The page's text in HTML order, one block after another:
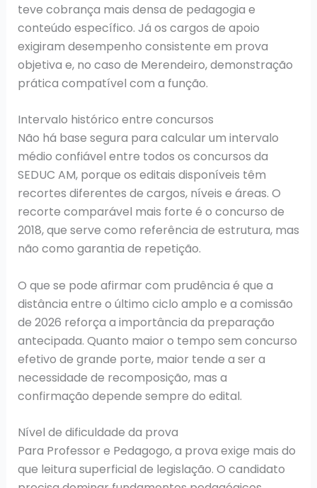
teve cobrança mais densa de pedagogia e
conteúdo específico. Já os cargos de apoio
exigiram desempenho consistente em prova
objetiva e, no caso de Merendeiro, demonstração
prática compatível com a função.
Intervalo histórico entre concursos
Não há base segura para calcular um intervalo
médio confiável entre todos os concursos da
SEDUC AM, porque os editais disponíveis têm
recortes diferentes de cargos, níveis e áreas. O
recorte comparável mais forte é o concurso de
2018, que serve como referência de estrutura, mas
não como garantia de repetição.
O que se pode afirmar com prudência é que a
distância entre o último ciclo amplo e a comissão
de 2026 reforça a importância da preparação
antecipada. Quanto maior o tempo sem concurso
efetivo de grande porte, maior tende a ser a
necessidade de recomposição, mas a
confirmação depende sempre do edital.
Nível de dificuldade da prova
Para Professor e Pedagogo, a prova exige mais do
que leitura superficial de legislação. O candidato